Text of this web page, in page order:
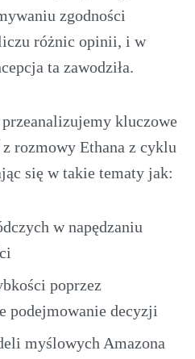
zgodności
różnic opinii, i w
ta zawodziła.
kluczowe
rozmowy Ethana z cyklu
się w takie tematy jak:
w napędzaniu
poprzez
podejmowanie decyzji
myślowych Amazona